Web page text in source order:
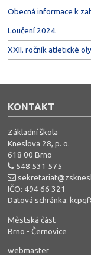
Obecná informace k
Loučení 2024
XXII. ročník atletické
KONTAKT
Základní škola
Kneslova 28, p. o.
618 00 Brno
548 531 575
IČO: 494 66 321
Datová schránka:
Městská část
Brno - Černovice
webmaster